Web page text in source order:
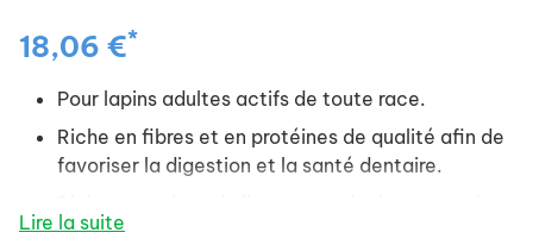
18,06 €*
Pour lapins adultes actifs de toute race.
Riche en fibres et en protéines de qualité afin de
favoriser la digestion et la santé dentaire.
pelage sains.
Lire la suite